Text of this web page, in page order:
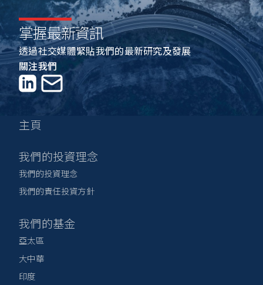
掌握最新資訊
透過社交媒體緊貼我們的最新研究及發展
關注我們
LinkedIn聯絡我們
主頁
我們的投資理念
我們的投資理念
我們的責任投資方針
我們的基金
亞太區
大中華
印度